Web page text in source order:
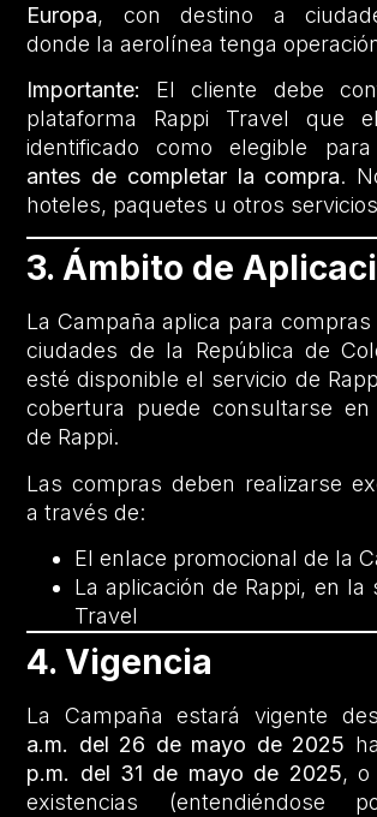
Europa, con destino a
donde la aerolínea tenga
Importante:
El cliente debe
plataforma Rappi Travel que
identificado como elegible
antes de completar la compra.
hoteles, paquetes u otros
3. Ámbito de
La Campaña aplica para compras
ciudades de la República de
esté disponible el servicio de
cobertura puede consultarse en
de Rappi.
Las compras deben realizarse
a través de:
El enlace promocional de la
La aplicación de Rappi, en la
Travel
4. Vigencia
La Campaña estará vigente
a.m. del 26 de mayo de 2025
p.m. del 31 de mayo de 2025, o
existencias (entendiéndose